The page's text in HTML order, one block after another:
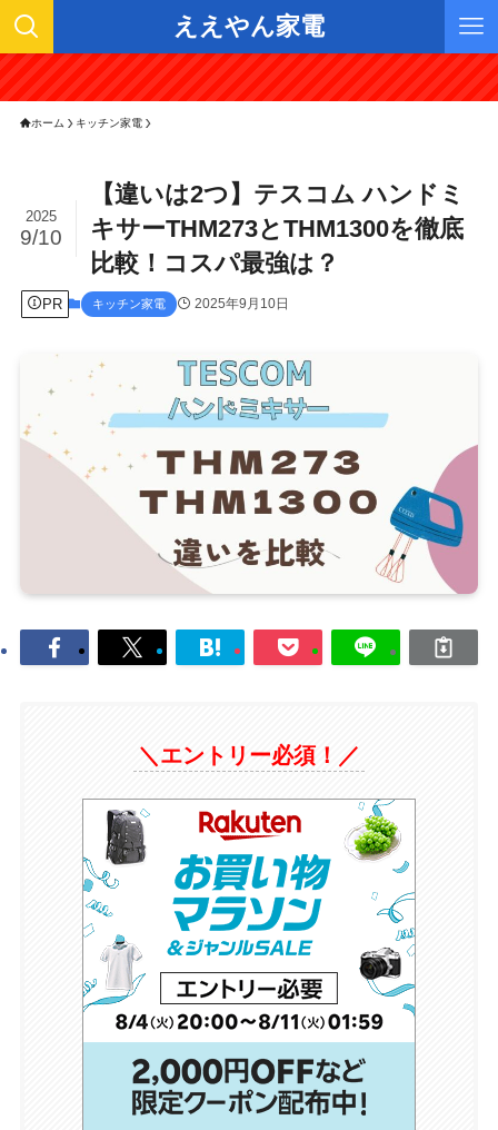
ええやん家電
ホーム キッチン家電
【違いは2つ】テスコム ハンドミ
キサーTHM273とTHM1300を徹底
比較！コスパ最強は？
2025
9/10
PR キッチン家電 2025年9月10日
＼エントリー必須！／